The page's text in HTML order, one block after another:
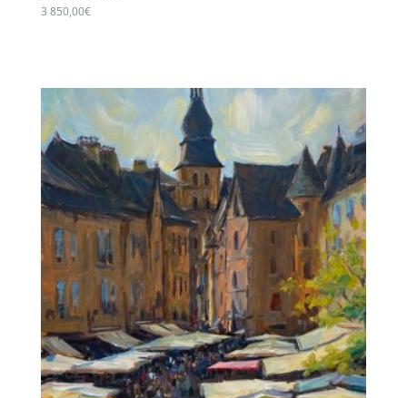
3 850,00€